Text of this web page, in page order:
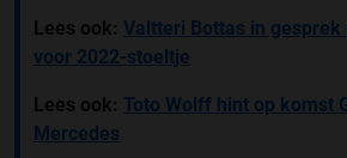
Lees ook: Valtteri Bottas in gesprek
voor 2022-stoeltje
Lees ook: Toto Wolff hint op komst
Mercedes